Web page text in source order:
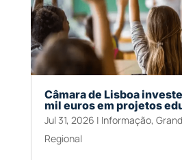
Câmara de Lisboa
mil euros em projetos
Jul 31, 2026 | Informação,
Regional